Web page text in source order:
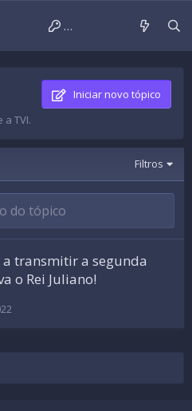
sessão Criar conta
Iniciar novo tópico
TVI.
Filtros
a transmitir a segunda
o Rei Juliano!